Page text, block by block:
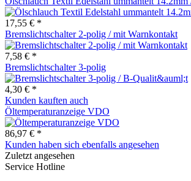
17,55 € *
Bremslichtschalter 2-polig / mit Warnkontakt
7,58 € *
Bremslichtschalter 3-polig
4,30 € *
Kunden kauften auch
Öltemperaturanzeige VDO
86,97 € *
Kunden haben sich ebenfalls angesehen
Zuletzt angesehen
Service Hotline